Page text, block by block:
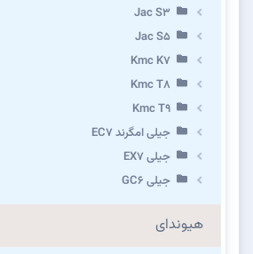
Jac S3
Jac S5
Kmc K7
Kmc T8
Kmc T9
جیلی امگرند EC7
جیلی EX7
جیلی GC6
هیوندای